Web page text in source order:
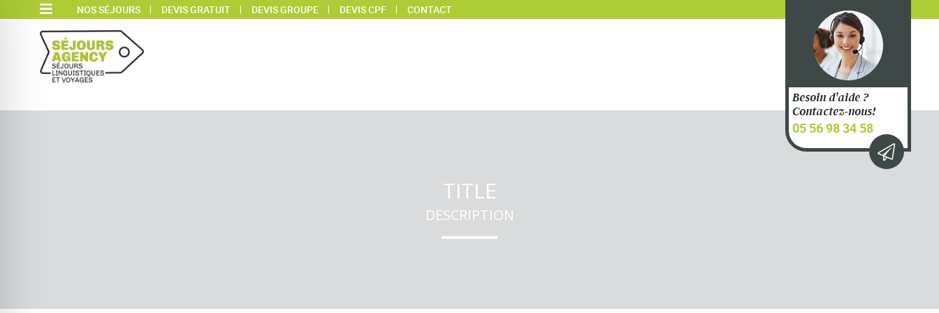
Besoin d'aide ?
Contactez-nous!
05 56 98 34 58
NOS SÉJOURS DEVIS GRATUIT DEVIS GROUPE DEVIS CPF CONTACT
TITLE
DESCRIPTION